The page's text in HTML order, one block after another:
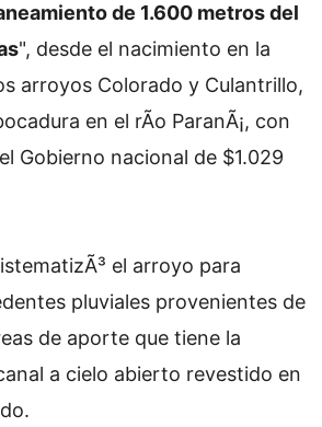
de 1.600 metros del
", desde el nacimiento en la
arroyos Colorado y Culantrillo,
en el rÃ­o ParanÃ¡, con
Gobierno nacional de $1.029
el arroyo para
pluviales provenientes de
de aporte que tiene la
a cielo abierto revestido en